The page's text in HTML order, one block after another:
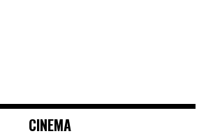
CINEMA